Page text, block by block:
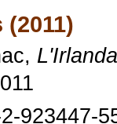
923447-